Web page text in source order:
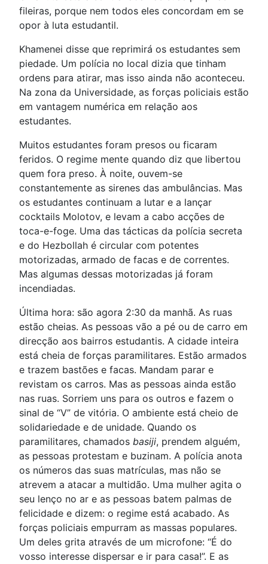
fileiras, porque nem todos eles concordam em se
opor à luta estudantil.
Khamenei disse que reprimirá os estudantes sem
piedade. Um polícia no local dizia que tinham
ordens para atirar, mas isso ainda não aconteceu.
Na zona da Universidade, as forças policiais estão
em vantagem numérica em relação aos
estudantes.
Muitos estudantes foram presos ou ficaram
feridos. O regime mente quando diz que libertou
quem fora preso. À noite, ouvem-se
constantemente as sirenes das ambulâncias. Mas
os estudantes continuam a lutar e a lançar
cocktails Molotov, e levam a cabo acções de
toca-e-foge. Uma das tácticas da polícia secreta
e do Hezbollah é circular com potentes
motorizadas, armado de facas e de correntes.
Mas algumas dessas motorizadas já foram
incendiadas.
Última hora: são agora 2:30 da manhã. As ruas
estão cheias. As pessoas vão a pé ou de carro em
direcção aos bairros estudantis. A cidade inteira
está cheia de forças paramilitares. Estão armados
e trazem bastões e facas. Mandam parar e
revistam os carros. Mas as pessoas ainda estão
nas ruas. Sorriem uns para os outros e fazem o
sinal de “V” de vitória. O ambiente está cheio de
solidariedade e de unidade. Quando os
paramilitares, chamados basiji, prendem alguém,
as pessoas protestam e buzinam. A polícia anota
os números das suas matrículas, mas não se
atrevem a atacar a multidão. Uma mulher agita o
seu lenço no ar e as pessoas batem palmas de
felicidade e dizem: o regime está acabado. As
forças policiais empurram as massas populares.
Um deles grita através de um microfone: “É do
vosso interesse dispersar e ir para casa!”. E as